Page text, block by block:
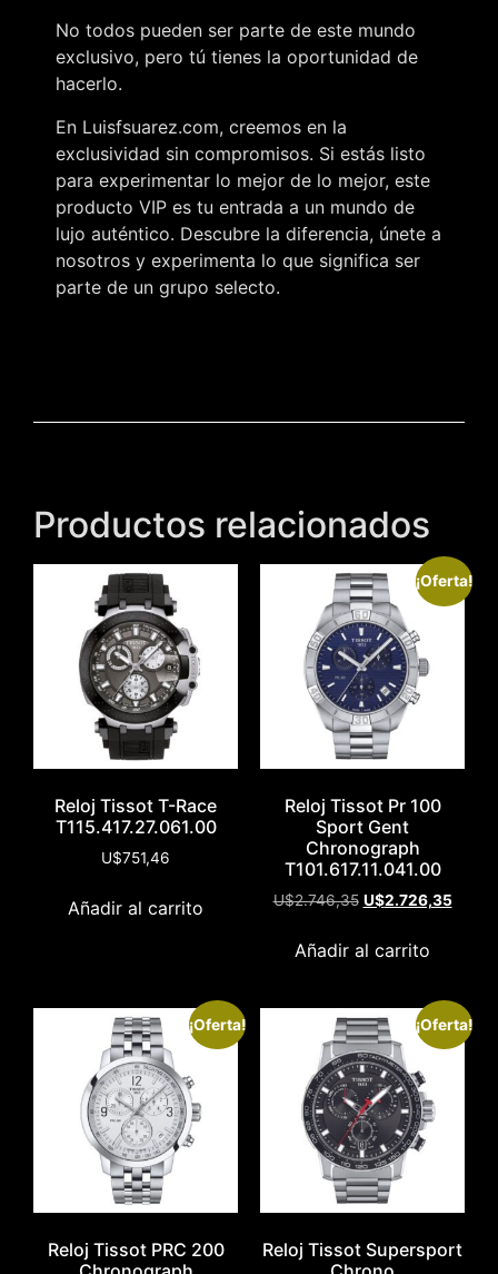
No todos pueden ser parte de este mundo
exclusivo, pero tú tienes la oportunidad de
hacerlo.
En Luisfsuarez.com, creemos en la
exclusividad sin compromisos. Si estás listo
para experimentar lo mejor de lo mejor, este
producto VIP es tu entrada a un mundo de
lujo auténtico. Descubre la diferencia, únete a
nosotros y experimenta lo que significa ser
parte de un grupo selecto.
Productos relacionados
Reloj Tissot T-Race
T115.417.27.061.00
U$751,46
Añadir al carrito
¡Oferta!
Reloj Tissot Pr 100
Sport Gent
Chronograph
T101.617.11.041.00
U$2.746,35 U$2.726,35
Añadir al carrito
¡Oferta!
Reloj Tissot PRC 200
¡Oferta!
Reloj Tissot Supersport